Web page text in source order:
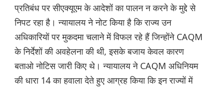
प्रतिबंध पर सीएक्यूएम के आदेशों का पालन न करने के मुद्दे से
निपट रहा है। न्यायालय ने नोट किया है कि राज्य उन
अधिकारियों पर मुकदमा चलाने में विफल रहे हैं जिन्होंने CAQM
के निर्देशों की अवहेलना की थी, इसके बजाय केवल कारण
बताओ नोटिस जारी किए थे। न्यायालय ने CAQM अधिनियम
की धारा 14 का हवाला देते हुए आग्रह किया कि इन राज्यों में